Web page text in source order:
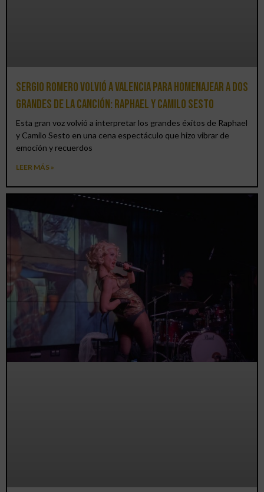
Sergio Romero volvió a Valencia para homenajear a dos
grandes de la canción: Raphael y Camilo Sesto
Esta gran voz volvió a interpretar los grandes éxitos de Raphael
y Camilo Sesto en una cena espectáculo que hizo vibrar de
emoción y recuerdos
LEER MÁS »